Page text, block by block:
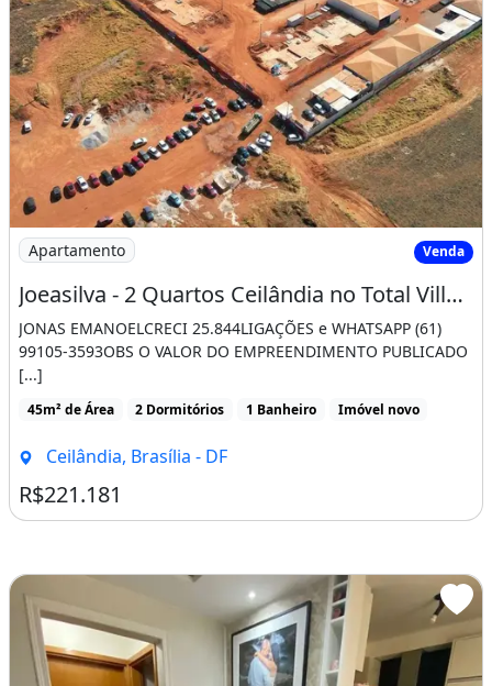
Imagem: Joeasilva - 2 Quartos Ceilândia no Total
Apartamento Venda
Joeasilva - 2 Quartos Ceilândia no Total Ville Ikeda
JONAS EMANOELCRECI 25.844LIGAÇÕES e WHATSAPP (61)
99105-3593OBS O VALOR DO EMPREENDIMENTO PUBLICADO
[...]
45m² de Área 2 Dormitórios 1 Banheiro Imóvel novo
Ceilândia, Brasília - DF
R$221.181